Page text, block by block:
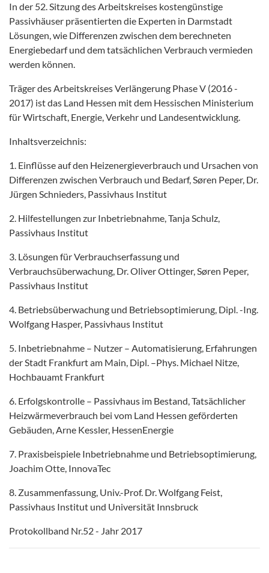
In der 52. Sitzung des Arbeitskreises kostengünstige
Passivhäuser präsentierten die Experten in Darmstadt
Lösungen, wie Differenzen zwischen dem berechneten
Energiebedarf und dem tatsächlichen Verbrauch vermieden
werden können.
Träger des Arbeitskreises Verlängerung Phase V (2016 -
2017) ist das Land Hessen mit dem Hessischen Ministerium
für Wirtschaft, Energie, Verkehr und Landesentwicklung.
Inhaltsverzeichnis:
1. Einflüsse auf den Heizenergieverbrauch und Ursachen von
Differenzen zwischen Verbrauch und Bedarf, Søren Peper, Dr.
Jürgen Schnieders, Passivhaus Institut
2. Hilfestellungen zur Inbetriebnahme, Tanja Schulz,
Passivhaus Institut
3. Lösungen für Verbrauchserfassung und
Verbrauchsüberwachung, Dr. Oliver Ottinger, Søren Peper,
Passivhaus Institut
4. Betriebsüberwachung und Betriebsoptimierung, Dipl. -Ing.
Wolfgang Hasper, Passivhaus Institut
5. Inbetriebnahme – Nutzer – Automatisierung, Erfahrungen
der Stadt Frankfurt am Main, Dipl. –Phys. Michael Nitze,
Hochbauamt Frankfurt
6. Erfolgskontrolle – Passivhaus im Bestand, Tatsächlicher
Heizwärmeverbrauch bei vom Land Hessen geförderten
Gebäuden, Arne Kessler, HessenEnergie
7. Praxisbeispiele Inbetriebnahme und Betriebsoptimierung,
Joachim Otte, InnovaTec
8. Zusammenfassung, Univ.-Prof. Dr. Wolfgang Feist,
Passivhaus Institut und Universität Innsbruck
Protokollband Nr.52 - Jahr 2017